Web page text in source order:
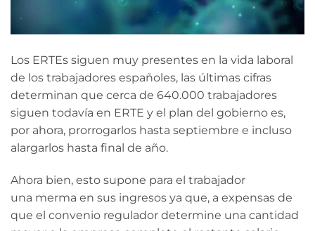
Los ERTEs siguen muy presentes en la vida laboral
de los trabajadores españoles, las últimas cifras
determinan que cerca de 640.000 trabajadores
siguen todavía en ERTE y el plan del gobierno es,
por ahora, prorrogarlos hasta septiembre e incluso
alargarlos hasta final de año.
Ahora bien, esto supone para el trabajador
una merma en sus ingresos ya que, a expensas de
que el convenio regulador determine una cantidad